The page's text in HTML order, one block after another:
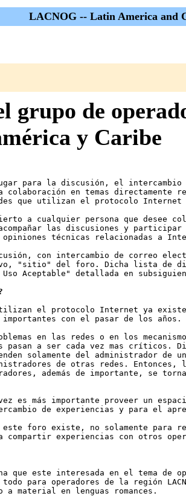
LACNOG -- Latin America and
grupo de
y Caribe
para la discusión, el
colaboración en temas directamente
que utilizan el protocolo Internet
a cualquier persona que desee
las discusiones y
opiniones técnicas relacionadas a
con intercambio de correo
"sitio" del foro. Dicha lista de
Aceptable" detallada en
el protocolo Internet ya
importantes con el pasar de los años.
en las redes o en los
pasan a ser cada vez mas críticos.
solamente del administrador de
de otras redes.
además de importante, se
es más importante proveer un
de experiencias y para el
foro existe, no solamente para
compartir experiencias con otros
que este interesada en el tema de
para operadores de la región
a material en lenguas romances.